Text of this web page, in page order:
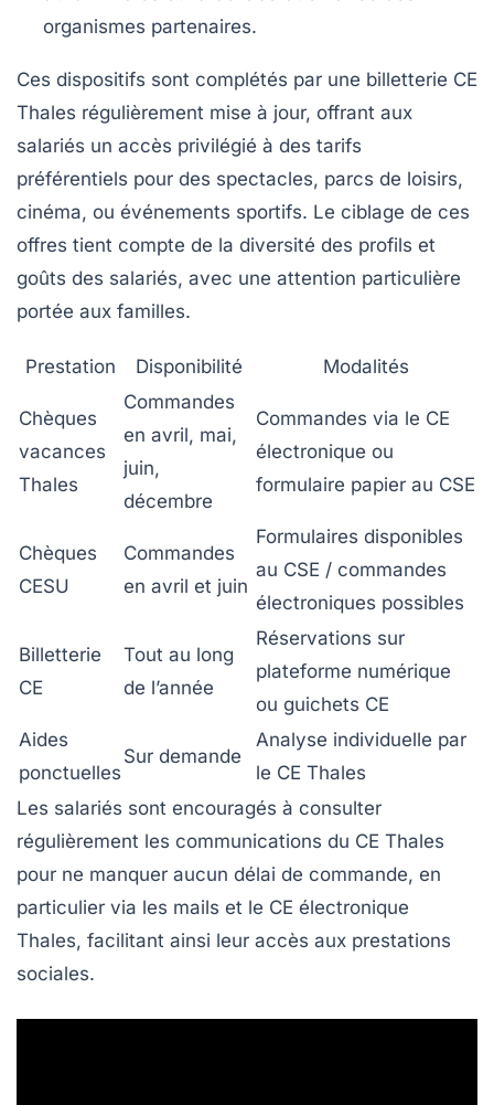
organismes partenaires.
Ces dispositifs sont complétés par une billetterie CE
Thales régulièrement mise à jour, offrant aux
salariés un accès privilégié à des tarifs
préférentiels pour des spectacles, parcs de loisirs,
cinéma, ou événements sportifs. Le ciblage de ces
offres tient compte de la diversité des profils et
goûts des salariés, avec une attention particulière
portée aux familles.
Prestation Disponibilité Modalités
Chèques
vacances
Thales
Commandes
en avril, mai,
juin,
décembre
Commandes via le CE
électronique ou
formulaire papier au CSE
Chèques
CESU
Commandes
en avril et juin
Formulaires disponibles
au CSE / commandes
électroniques possibles
Billetterie
CE
Tout au long
de l’année
Réservations sur
plateforme numérique
ou guichets CE
Aides
ponctuelles
Sur demande
Analyse individuelle par
le CE Thales
Les salariés sont encouragés à consulter
régulièrement les communications du CE Thales
pour ne manquer aucun délai de commande, en
particulier via les mails et le CE électronique
Thales, facilitant ainsi leur accès aux prestations
sociales.